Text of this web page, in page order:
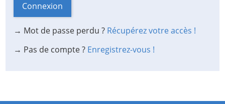
Connexion
→ Mot de passe perdu ? Récupérez votre accès !
→ Pas de compte ? Enregistrez-vous !